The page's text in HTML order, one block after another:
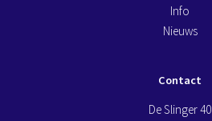
Info
Nieuws
Contact
De Slinger 40